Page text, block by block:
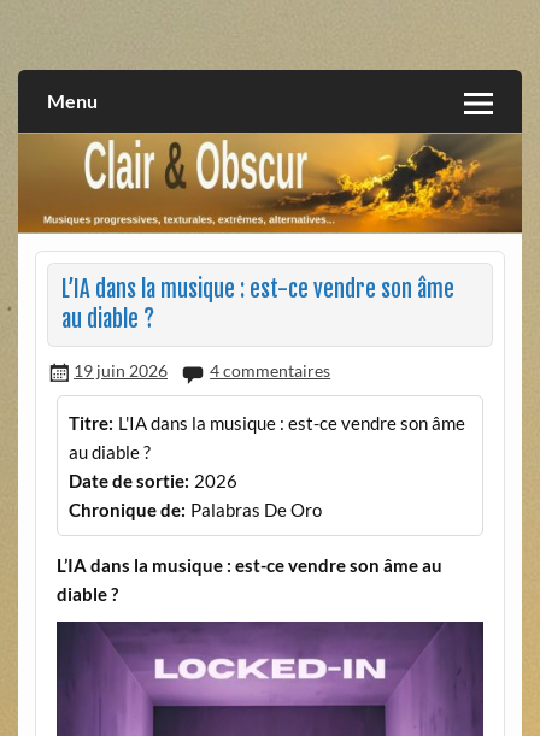
extrêmes, alternatives, texturales
Menu
L’IA dans la musique : est-ce vendre son âme
au diable ?
19 juin 2026 4 commentaires
Titre: L'IA dans la musique : est-ce vendre son âme
au diable ?
Date de sortie: 2026
Chronique de: Palabras De Oro
L’IA dans la musique : est-ce vendre son âme au
diable ?